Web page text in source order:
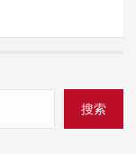
搜索